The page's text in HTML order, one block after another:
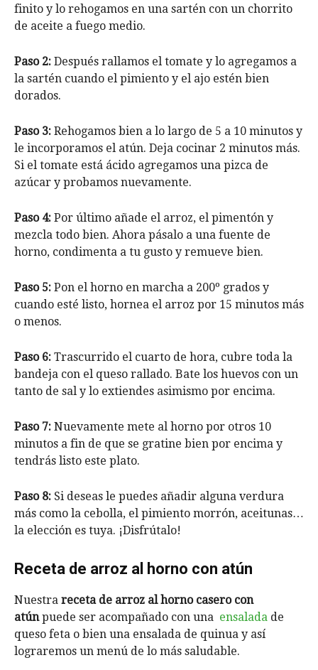
finito y lo rehogamos en una sartén con un chorrito
de aceite a fuego medio.
Paso 2: Después rallamos el tomate y lo agregamos a
la sartén cuando el pimiento y el ajo estén bien
dorados.
Paso 3: Rehogamos bien a lo largo de 5 a 10 minutos y
le incorporamos el atún. Deja cocinar 2 minutos más.
Si el tomate está ácido agregamos una pizca de
azúcar y probamos nuevamente.
Paso 4: Por último añade el arroz, el pimentón y
mezcla todo bien. Ahora pásalo a una fuente de
horno, condimenta a tu gusto y remueve bien.
Paso 5: Pon el horno en marcha a 200º grados y
cuando esté listo, hornea el arroz por 15 minutos más
o menos.
Paso 6: Trascurrido el cuarto de hora, cubre toda la
bandeja con el queso rallado. Bate los huevos con un
tanto de sal y lo extiendes asimismo por encima.
Paso 7: Nuevamente mete al horno por otros 10
minutos a fin de que se gratine bien por encima y
tendrás listo este plato.
Paso 8: Si deseas le puedes añadir alguna verdura
más como la cebolla, el pimiento morrón, aceitunas…
la elección es tuya. ¡Disfrútalo!
Receta de arroz al horno con atún
Nuestra receta de arroz al horno casero con
atúnpuede ser acompañado con una ensalada de
queso feta o bien una ensalada de quinua y así
lograremos un menú de lo más saludable.